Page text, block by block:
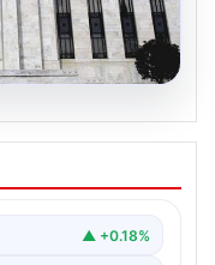
Değişiklik
▲ +0.18%